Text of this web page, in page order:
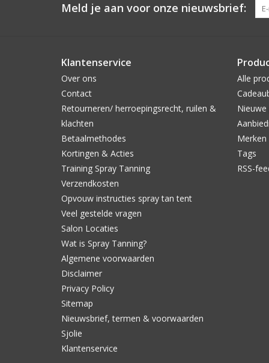
Meld je aan voor onze nieuwsbrief:
Klantenservice
Over ons
Contact
Retourneren/ herroepingsrecht, ruilen &
klachten
Betaalmethodes
Kortingen & Acties
Training Spray Tanning
Verzendkosten
Opvouw instructies spray tan tent
Veel gestelde vragen
Salon Locaties
Wat is Spray Tanning?
Algemene voorwaarden
Disclaimer
Privacy Policy
Sitemap
Nieuwsbrief, termen & voorwaarden
Sjolie
Klantenservice
Alle
Merken
Tags
RSS-